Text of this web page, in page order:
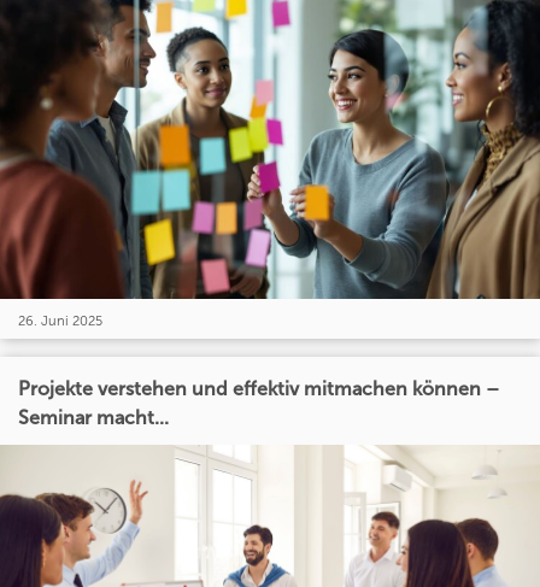
26. Juni 2025
Projekte verstehen und effektiv mitmachen können –
Seminar macht...